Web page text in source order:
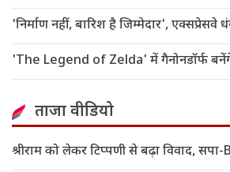
'निर्माण नहीं, बारिश है जिम्मेदार',
'The Legend of Zelda' में गैनोनडॉर्फ
ताजा वीडियो
श्रीराम को लेकर टिप्पणी से बढ़ा विवाद, सपा-